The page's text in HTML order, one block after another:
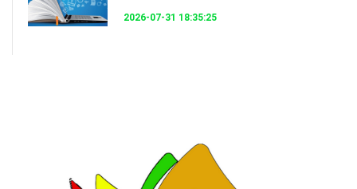
2026-07-31 18:35:25